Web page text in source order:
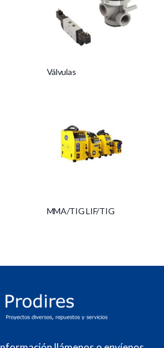
Válvulas
MMA/TIG LIF/TIG